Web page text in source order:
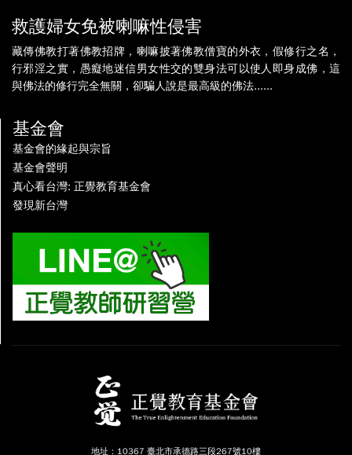
救護婦女免被喇嘛性侵害
藏傳佛教打著佛教招牌，喇嘛披著佛教僧寶的外衣，假修行之名，
行邪淫之實，愚癡地迷信男女性交的雙身法可以使人即身成佛，這
與佛法的修行完全無關，卻騙人說是最高級的佛法......
基金會
基金會的緣起與宗旨
基金會聲明
真心看台灣: 正覺教育基金會
發現新台灣
地址：10367 臺北市承德路三段267號10樓